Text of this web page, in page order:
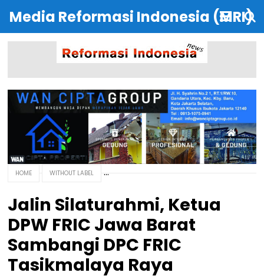
Media Reformasi Indonesia (MRI)
HOME WITHOUT LABEL
Jalin Silaturahmi, Ketua
DPW FRIC Jawa Barat
Sambangi DPC FRIC
Tasikmalaya Raya